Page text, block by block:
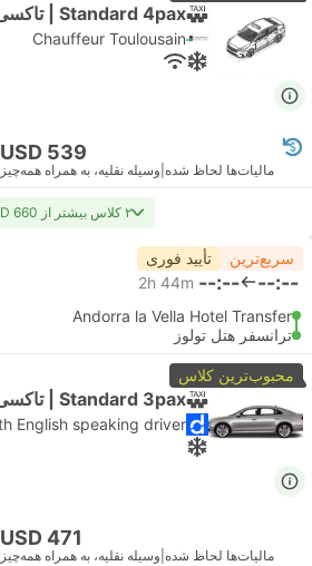
Standard 4pax | تاکسی
Chauffeur Toulousain
USD 539
مالیات‌ها لحاظ شده وسیله نقلیه، به همراه همه‌چیز
۲ کلاس بیشتر از USD 660
سریع‌ترین تأیید فوری
--:--
--:--
2h 44m
Andorra la Vella Hotel Transfer
ترانسفر هتل تولوز
محبوب‌ترین کلاس
Standard 3pax | تاکسی
USD 471
مالیات‌ها لحاظ شده وسیله نقلیه، به همراه همه‌چیز